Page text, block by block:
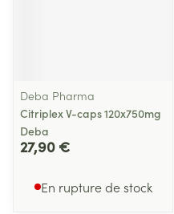
Deba Pharma
Citriplex V-caps 120x750mg
Deba
27,90 €
En rupture de stock